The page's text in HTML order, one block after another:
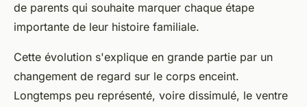
de parents qui souhaite marquer chaque étape
importante de leur histoire familiale.
Cette évolution s'explique en grande partie par un
changement de regard sur le corps enceint.
Longtemps peu représenté, voire dissimulé, le ventre